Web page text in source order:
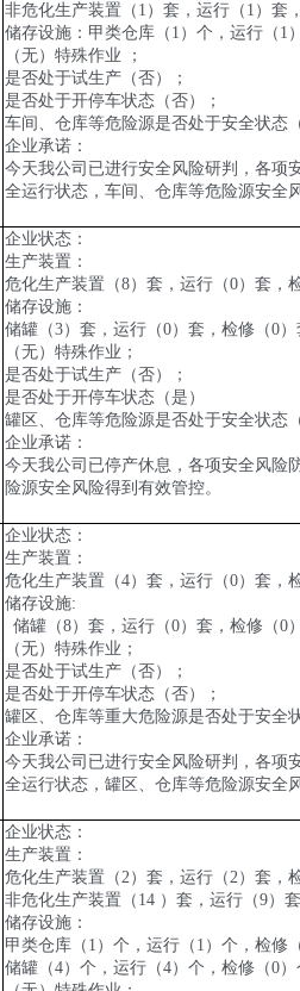
非危化生产装置（ 1 ）套，运行（ 1 ）套
储存设施：甲类仓库（ 1 ）个，运行（ 1
（无）特殊作业 ；
是否处于试生产（否）；
是否处于开停车状态（否）；
车间、仓库等危险源是否处于安全状态
企业承诺：
今天我公司已进行安全风险研判，各项
全运行状态，车间、仓库等危险源安全
企业状态：
生产装置：
危化生产装置（8）套，运行（0）套，
储存设施：
储罐（3）套，运行（0）套，检修（0
（无）特殊作业；
是否处于试生产（否）；
是否处于开停车状态（是）
罐区、仓库等危险源是否处于安全状态
企业承诺：
今天我公司已停产休息，各项安全风险
险源安全风险得到有效管控。
企业状态：
生产装置：
危化生产装置（4）套，运行（0）套，
储存设施:
储罐（8）套，运行（0）套，检修（0
（无）特殊作业；
是否处于试生产（否）；
是否处于开停车状态（否）；
罐区、仓库等重大危险源是否处于安全
企业承诺：
今天我公司已进行安全风险研判，各项
全运行状态，罐区、仓库等危险源安全
企业状态：
生产装置：
危化生产装置（2）套，运行（2）套，
非危化生产装置（ 14 ）套，运行（9）
储存设施：
甲类仓库（ 1 ）个，运行（ 1 ）个，检修
储罐（4）个，运行（4）个，检修（0